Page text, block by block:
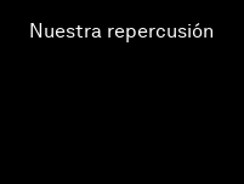
Nuestra repercusión